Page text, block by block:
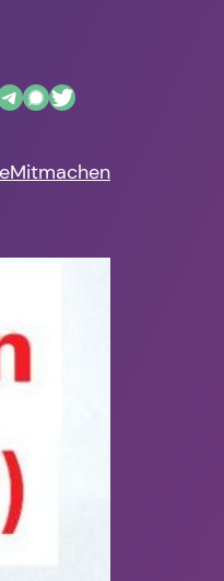
LinkTwitter
Mitmachen